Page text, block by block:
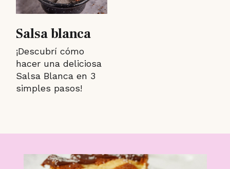
Salsa blanca
¡Descubrí cómo
hacer una deliciosa
Salsa Blanca en 3
simples pasos!